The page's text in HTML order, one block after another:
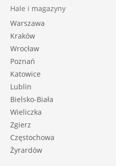
Hale i magazyny
Warszawa
Kraków
Wrocław
Poznań
Katowice
Lublin
Bielsko-Biała
Wieliczka
Zgierz
Częstochowa
Żyrardów